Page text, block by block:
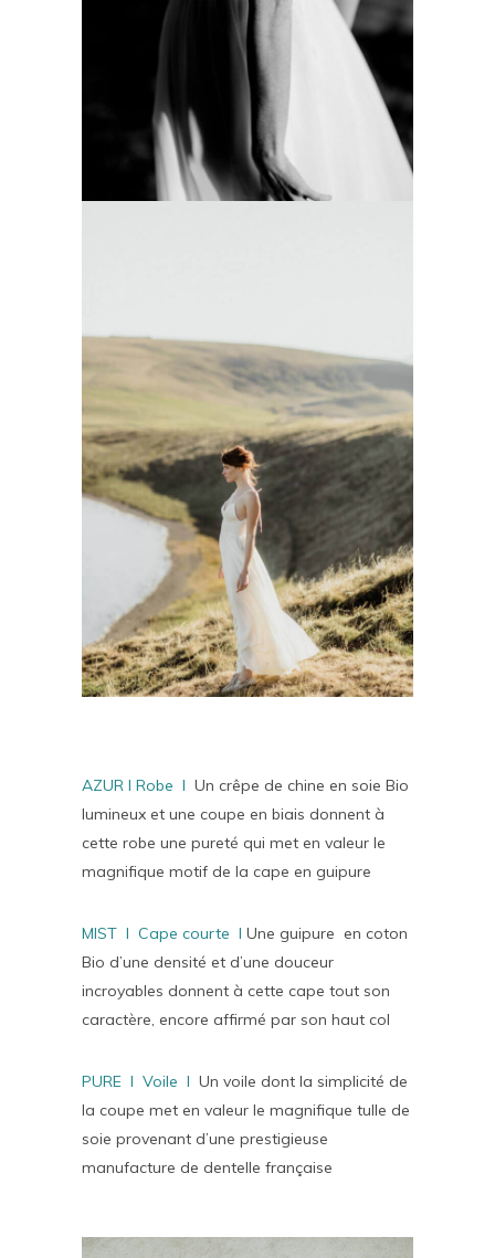
AZUR I Robe I Un crêpe de chine en soie Bio
lumineux et une coupe en biais donnent à
cette robe une pureté qui met en valeur le
magnifique motif de la cape en guipure
MIST I Cape courte I Une guipure en coton
Bio d’une densité et d’une douceur
incroyables donnent à cette cape tout son
caractère, encore affirmé par son haut col
PURE I Voile I Un voile dont la simplicité de
la coupe met en valeur le magnifique tulle de
soie provenant d’une prestigieuse
manufacture de dentelle française